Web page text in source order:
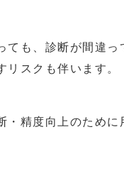
ても、診断が間違
スクも伴います。
精度向上のため